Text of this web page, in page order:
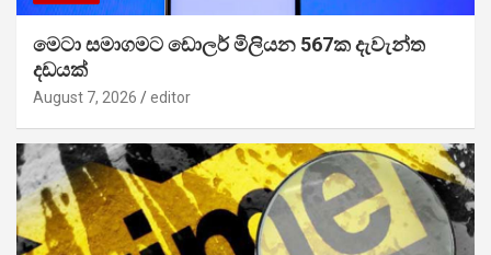
මෙටා සමාගමට ඩොලර් මිලියන 567ක දැවැන්ත
දඩයක්
August 7, 2026 editor